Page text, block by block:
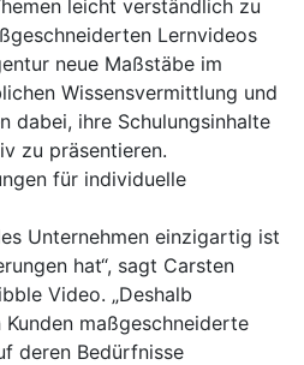
leicht verständlich zu
Lernvideos
neue Maßstäbe im
Wissensvermittlung und
dabei, ihre Schulungsinhalte
zu präsentieren.
für individuelle
Unternehmen einzigartig ist
hat“, sagt Carsten
Video. „Deshalb
maßgeschneiderte
deren Bedürfnisse